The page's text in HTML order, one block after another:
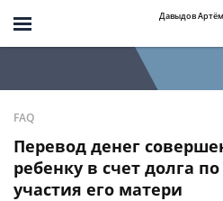
Давыдов Артём
FAQ
Перевод денег
ребенку в счет долга
участия его матери